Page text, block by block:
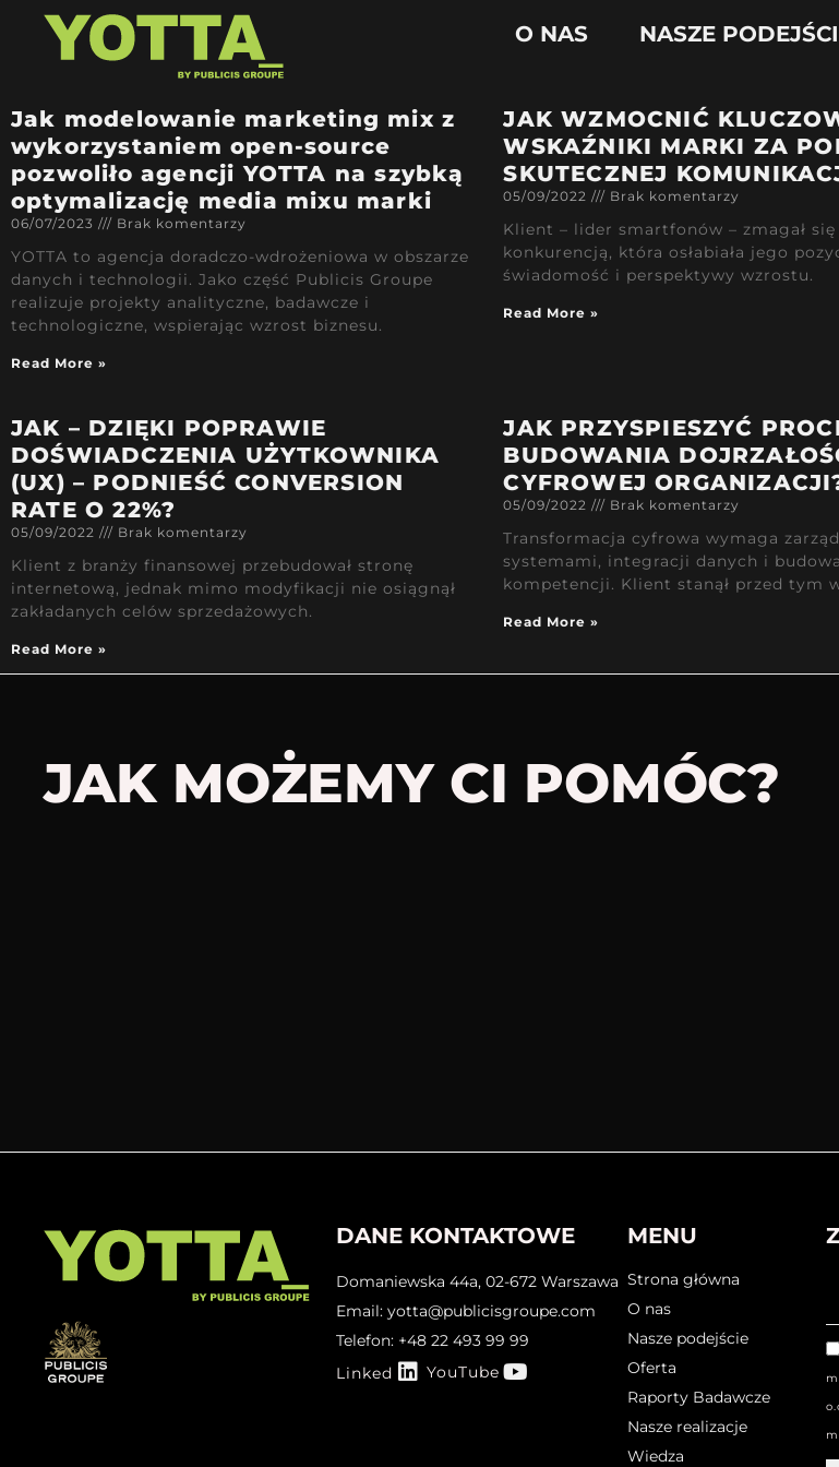
O NAS NASZE
Jak modelowanie marketing mix z
wykorzystaniem open-source
pozwoliło agencji YOTTA na szybką
optymalizację media mixu marki
06/07/2023 Brak komentarzy
YOTTA to agencja doradczo-wdrożeniowa w obszarze
danych i technologii. Jako część Publicis Groupe
realizuje projekty analityczne, badawcze i
technologiczne, wspierając wzrost biznesu.
Read More »
JAK WZMOCNIĆ
WSKAŹNIKI MARKI ZA
SKUTECZNEJ
05/09/2022 Brak komentarzy
Klient – lider smartfonów – zmagał się
konkurencją, która osłabiała jego
świadomość i perspektywy wzrostu.
Read More »
JAK – DZIĘKI POPRAWIE
DOŚWIADCZENIA UŻYTKOWNIKA
(UX) – PODNIEŚĆ CONVERSION
RATE O 22%?
05/09/2022 Brak komentarzy
Klient z branży finansowej przebudował stronę
internetową, jednak mimo modyfikacji nie osiągnął
zakładanych celów sprzedażowych.
Read More »
JAK PRZYSPIESZYĆ
BUDOWANIA
CYFROWEJ
05/09/2022 Brak komentarzy
Transformacja cyfrowa wymaga
systemami, integracji danych i
kompetencji. Klient stanął przed tym
Read More »
JAK MOŻEMY CI POMÓC?
DANE KONTAKTOWE
Domaniewska 44a, 02-672 Warszawa
Email: yotta@publicisgroupe.com
Telefon: +48 22 493 99 99
Linked
YouTube
MENU
Strona główna
O nas
Nasze podejście
Oferta
Raporty Badawcze
Nasze realizacje
Wiedza